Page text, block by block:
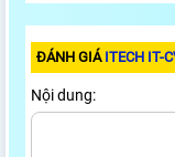
ĐÁNH GIÁ ITECH IT-
Nội dung: